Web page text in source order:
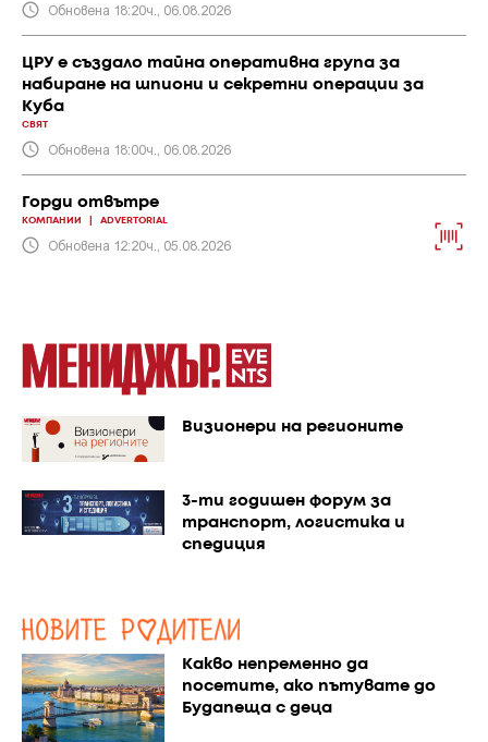
Обновена 18:20ч., 06.08.2026
ЦРУ е създало тайна оперативна група за
набиране на шпиони и секретни операции за
Куба
СВЯТ
Обновена 18:00ч., 06.08.2026
Горди отвътре
КОМПАНИИ ADVERTORIAL
Обновена 12:20ч., 05.08.2026
Визионери на регионите
3-ти годишен форум за
транспорт, логистика и
спедиция
Какво непременно да
посетите, ако пътувате до
Будапеща с деца